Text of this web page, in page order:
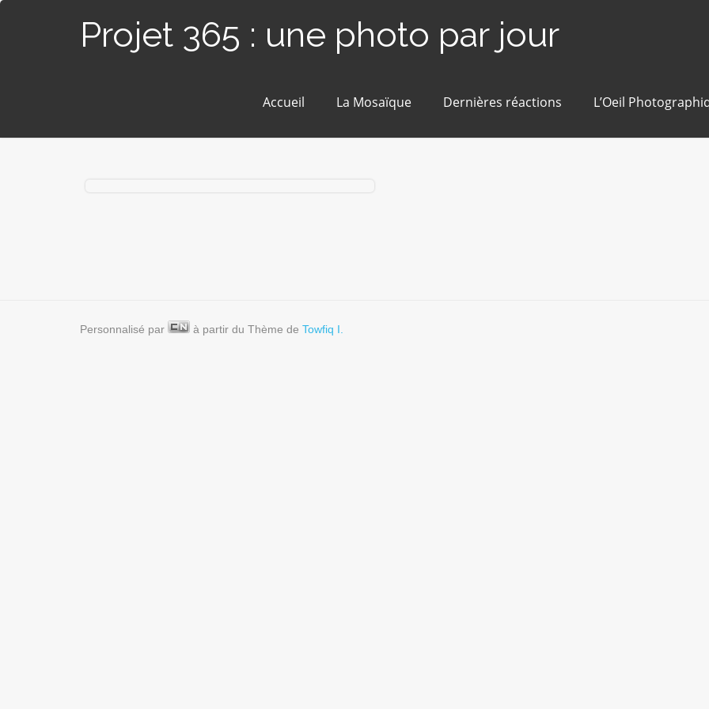
Projet 365 : une photo par jour
Accueil La Mosaïque Dernières réactions L’Oeil
Personnalisé par à partir du Thème de Towfiq I.